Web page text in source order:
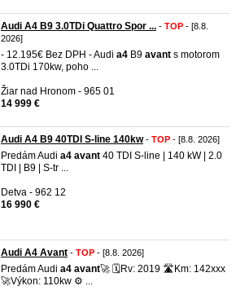
Audi A4 B9 3.0TDi Quattro Spor ... - TOP - [8.8.
2026]
- 12.195€ Bez DPH - Audi a4 B9 avant s motorom
3.0TDi 170kw, poho ...
Žiar nad Hronom - 965 01
14 999 €
Audi A4 B9 40TDI S-line 140kw- TOP - [8.8. 2026]
Predám Audi a4 avant 40 TDI S-line | 140 kW | 2.0
TDI | B9 | S-tr ...
Detva - 962 12
16 990 €
Audi A4 Avant - TOP - [8.8. 2026]
Predám Audi a4 avant🚀 🗓️Rv: 2019 🛣️Km: 142xxx
🚀Výkon: 110kw ⚙ ...